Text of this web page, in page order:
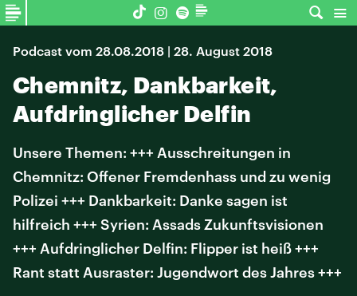
Podcast vom 28.08.2018 | 28. August 2018
Chemnitz, Dankbarkeit,
Aufdringlicher Delfin
Unsere Themen: +++ Ausschreitungen in
Chemnitz: Offener Fremdenhass und zu wenig
Polizei +++ Dankbarkeit: Danke sagen ist
hilfreich +++ Syrien: Assads Zukunftsvisionen
+++ Aufdringlicher Delfin: Flipper ist heiß +++
Rant statt Ausraster: Jugendwort des Jahres +++